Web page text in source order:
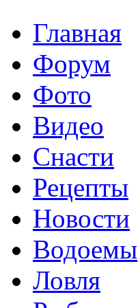
Главная
Форум
Фото
Видео
Снасти
Рецепты
Новости
Водоемы
Ловля